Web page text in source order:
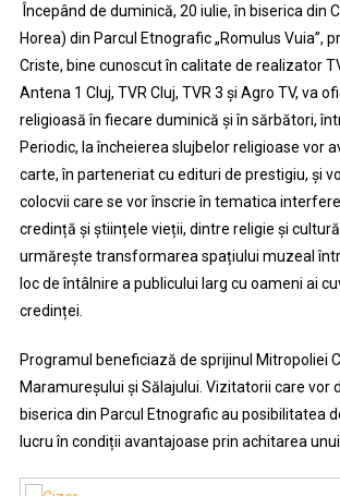
Începând de duminică, 20 iulie, în biserica din
Horea) din Parcul Etnografic „Romulus Vuia”,
Criste, bine cunoscut în calitate de realizator
Antena 1 Cluj, TVR Cluj, TVR 3 și Agro TV, va
religioasă în fiecare duminică și în sărbători,
Periodic, la încheierea slujbelor religioase vor
carte, în parteneriat cu edituri de prestigiu, și
colocvii care se vor înscrie în tematica
credință și științele vieții, dintre religie și
urmărește transformarea spațiului muzeal
loc de întâlnire a publicului larg cu oameni ai
credinței.
Programul beneficiază de sprijinul Mitropoliei
Maramureșului și Sălajului. Vizitatorii care vor
biserica din Parcul Etnografic au posibilitatea
lucru în condiții avantajoase prin achitarea